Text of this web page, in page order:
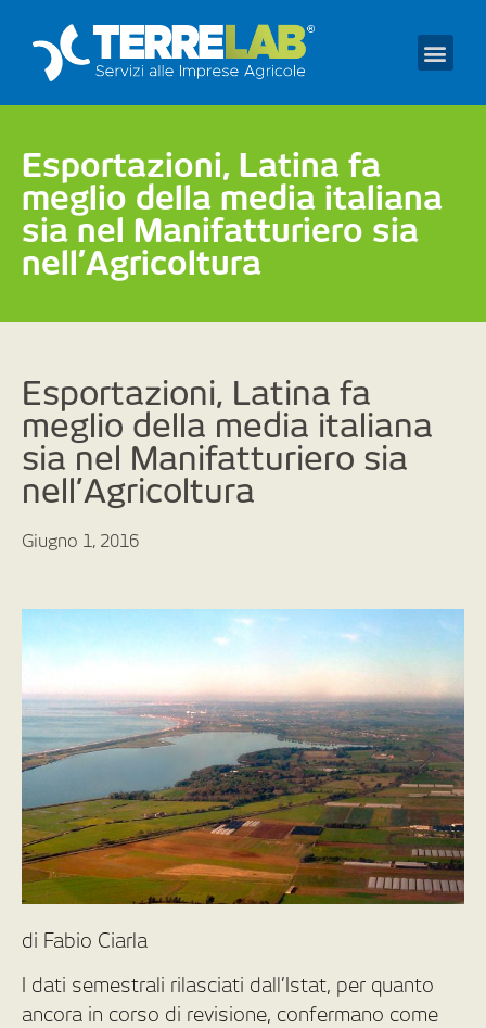
Esportazioni, Latina fa
meglio della media italiana
sia nel Manifatturiero sia
nell’Agricoltura
Esportazioni, Latina fa
meglio della media italiana
sia nel Manifatturiero sia
nell’Agricoltura
Giugno 1, 2016
di Fabio Ciarla
I dati semestrali rilasciati dall’Istat, per quanto
ancora in corso di revisione, confermano come